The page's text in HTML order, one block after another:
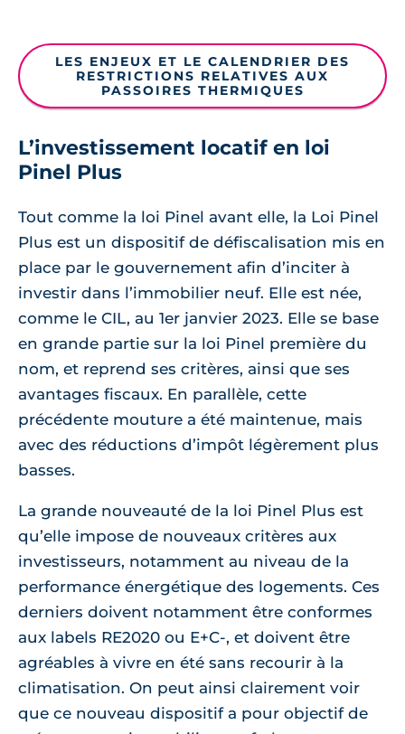
LES ENJEUX ET LE CALENDRIER DES
RESTRICTIONS RELATIVES AUX
PASSOIRES THERMIQUES
L’investissement locatif en loi
Pinel Plus
Tout comme la loi Pinel avant elle, la Loi Pinel
Plus est un dispositif de défiscalisation mis en
place par le gouvernement afin d’inciter à
investir dans l’immobilier neuf. Elle est née,
comme le CIL, au 1er janvier 2023. Elle se base
en grande partie sur la loi Pinel première du
nom, et reprend ses critères, ainsi que ses
avantages fiscaux. En parallèle, cette
précédente mouture a été maintenue, mais
avec des réductions d’impôt légèrement plus
basses.
La grande nouveauté de la loi Pinel Plus est
qu’elle impose de nouveaux critères aux
investisseurs, notamment au niveau de la
performance énergétique des logements. Ces
derniers doivent notamment être conformes
aux labels RE2020 ou E+C-, et doivent être
agréables à vivre en été sans recourir à la
climatisation. On peut ainsi clairement voir
que ce nouveau dispositif a pour objectif de